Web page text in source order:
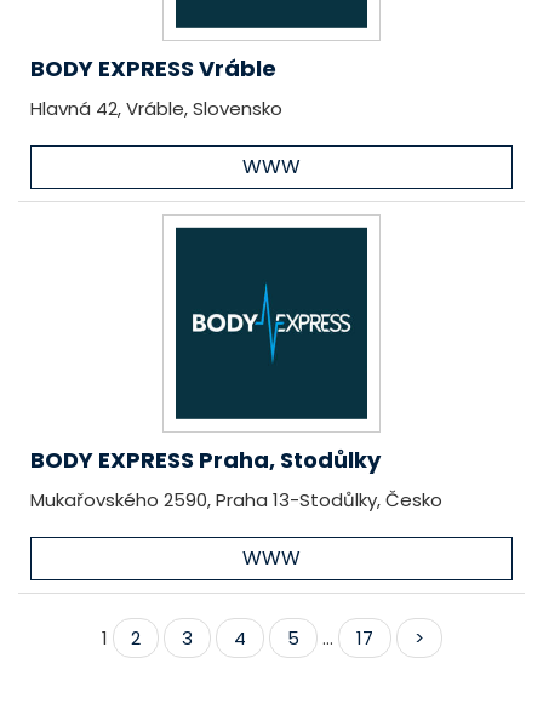
BODY EXPRESS Vráble
Hlavná 42, Vráble, Slovensko
WWW
BODY EXPRESS Praha, Stodůlky
Mukařovského 2590, Praha 13-Stodůlky, Česko
WWW
1 2 3 4 5 ... 17 >